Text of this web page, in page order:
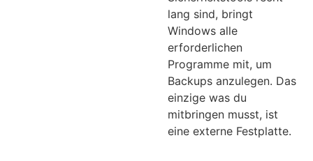
lang sind, bringt
Windows alle
erforderlichen
Programme mit, um
Backups anzulegen. Das
einzige was du
mitbringen musst, ist
eine externe Festplatte.